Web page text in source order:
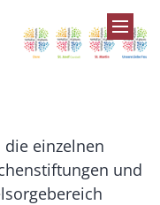
einzelnen
und